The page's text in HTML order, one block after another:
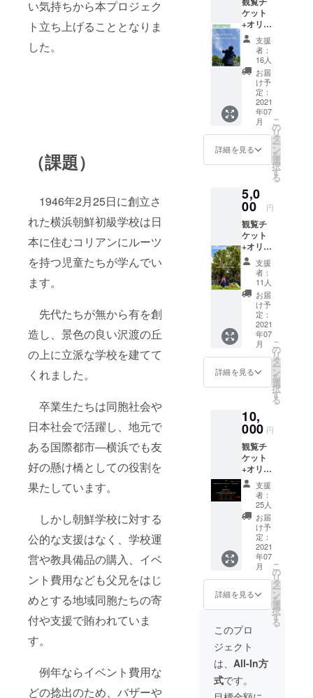
い気持ちから本プロジェク
ト立ち上げることとなりま
した。
（課題）
1946年2月25日に創立さ
れた横浜朝鮮初級学校は日
本に住むコリアンにルーツ
を持つ児童たちが学んでい
ます。
先代たちが無から有を創
造し、景色の良い沢渡の丘
の上に立派な学校を建てて
くれました。
卒業生たちは同胞社会や
日本社会で活躍し、地元で
ある国際都市―横浜でも友
好の懸け橋としての役割を
果たしています。
しかし朝鮮学校に対する
公的な支援はなく、学校運
営や教具備品の購入、イベ
ント費用なども父兄をはじ
めとする地域同胞たちの寄
付や支援で賄われていま
す。
例年ならイベント費用な
どの捻出のため、バザーや
ケット
+オリジ
ナルポ
スト
カード2
枚 オン
ライン
放映観
覧チ
ケット
に横浜
ウリ
ハッ
キョ特
製のオ
ルポス
トカー
ドを2枚
ご提供
いたし
ます。
＊ポス
トカー
ドは全3
種類の
中から
ランダ
ム発送
になり
ますの
で、予
めご了
支援
者：
16人
お届
け予
定：
2021
年07
月
詳細を見る
こ
の
リ
タ
ー
ン
を
選
択
す
る
5,0
00 円
観覧チ
ケット
+オリジ
ナルポ
スト
カード3
枚+75周
年記念
オリジ
ナル
グッズ
オンラ
イン放
映観覧
チケッ
トと横
ハッ
キョ特
製のオ
リジナ
ルポス
トカー
ド3種類
全て、
また75
周年を
記念し
て製作
するオ
リジナ
ルグッ
ズを1つ
ご提供
支援
者：
11人
お届
け予
定：
2021
年07
月
詳細を見る
こ
の
リ
タ
ー
ン
を
選
択
す
る
10,
000 円
観覧チ
ケット
+オリジ
ナルポ
スト
カード3
枚+75周
年記念
オリジ
ナル
グッズ
+オンラ
イン放
映エン
ディン
グクレ
ジット
オンラ
イン放
映観覧
チケッ
トと横
浜ウリ
支援
者：
25人
お届
け予
定：
2021
年07
月
詳細を見る
こ
の
リ
タ
ー
ン
を
選
択
す
る
このプロ
ジェクト
は、 All-In方
式です。